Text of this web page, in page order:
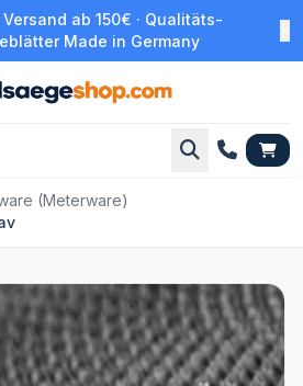
ab 150€ · Qualitäts-
Made in Germany
(Meterware)